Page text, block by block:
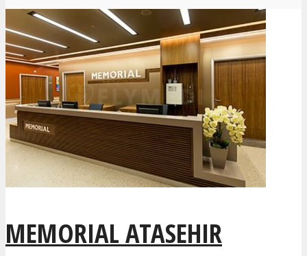
MEMORIAL ATASEHIR